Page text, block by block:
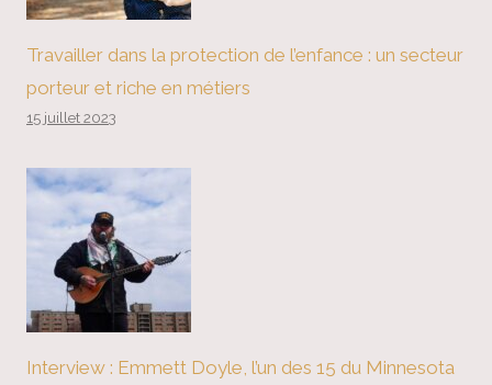
Travailler dans la protection de l’enfance : un secteur
porteur et riche en métiers
15 juillet 2023
Interview : Emmett Doyle, l’un des 15 du Minnesota